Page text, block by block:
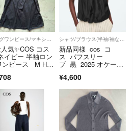
ロングワンピース/マキシワンピース
気✨COS コス
イビー 半袖ロン
ンピース M HN1
シャツ/ブラウス(半袖/袖なし)
新品同様 cos コ
ス パフスリー
ブ 黒 2025 オケージ
¥4,600